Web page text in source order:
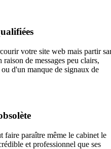
votre site web mais partir
de messages peu clairs,
d'un manque de signaux de
faire paraître même le cabinet le
et professionnel que ses